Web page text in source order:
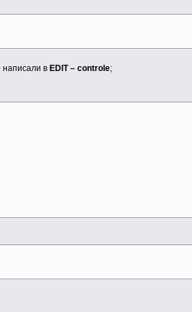
написали в EDIT – controle;